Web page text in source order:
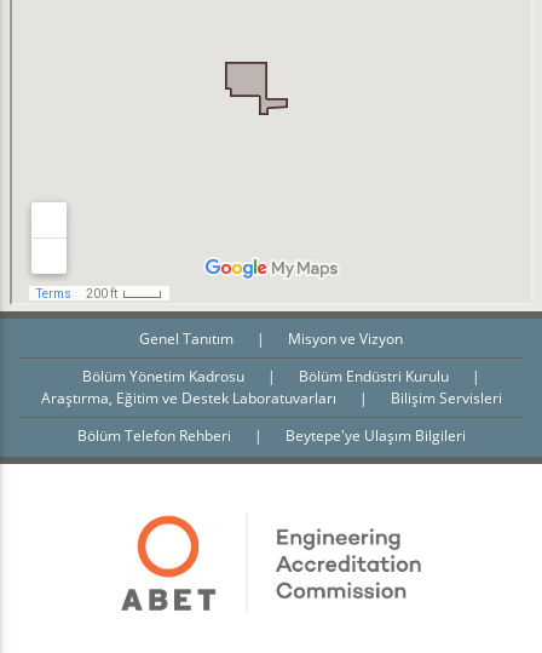
Genel Tanıtım |
Misyon ve Vizyon
Bölüm Yönetim Kadrosu
| Bölüm Endüstri Kurulu
|
Araştırma, Eğitim ve Destek Laboratuvarları
|
Bilişim Servisleri
Bölüm Telefon Rehberi
| Beytepe'ye Ulaşım Bilgileri